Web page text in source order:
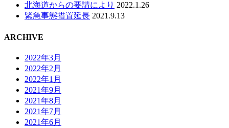
北海道からの要請により 2022.1.26
緊急事態措置延長 2021.9.13
ARCHIVE
2022年3月
2022年2月
2022年1月
2021年9月
2021年8月
2021年7月
2021年6月